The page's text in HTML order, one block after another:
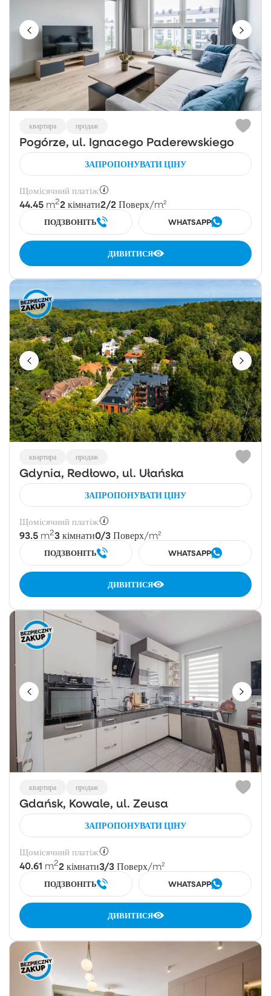
квартира продаж
Pogórze, ul. Ignacego Paderewskiego
ЗАПРОПОНУВАТИ ЦІНУ
Щомісячний платіж:
44.45 m22 кімнати2/2 Поверх/m²
ПОДЗВОНІТЬ WHATSAPP
ДИВИТИСЯ
квартира продаж
Gdynia, Redłowo, ul. Ułańska
ЗАПРОПОНУВАТИ ЦІНУ
Щомісячний платіж:
93.5 m23 кімнати0/3 Поверх/m²
ПОДЗВОНІТЬ WHATSAPP
ДИВИТИСЯ
квартира продаж
Gdańsk, Kowale, ul. Zeusa
ЗАПРОПОНУВАТИ ЦІНУ
Щомісячний платіж:
40.61 m22 кімнати3/3 Поверх/m²
ПОДЗВОНІТЬ WHATSAPP
ДИВИТИСЯ